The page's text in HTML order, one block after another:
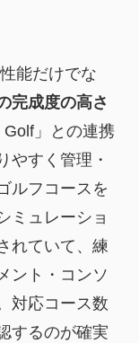
能だけでな
完成度の高さ
」との連携
やすく管理・
ルフコースを
ミュレーショ
れていて、練
ント・コンソ
対応コース数
するのが確実